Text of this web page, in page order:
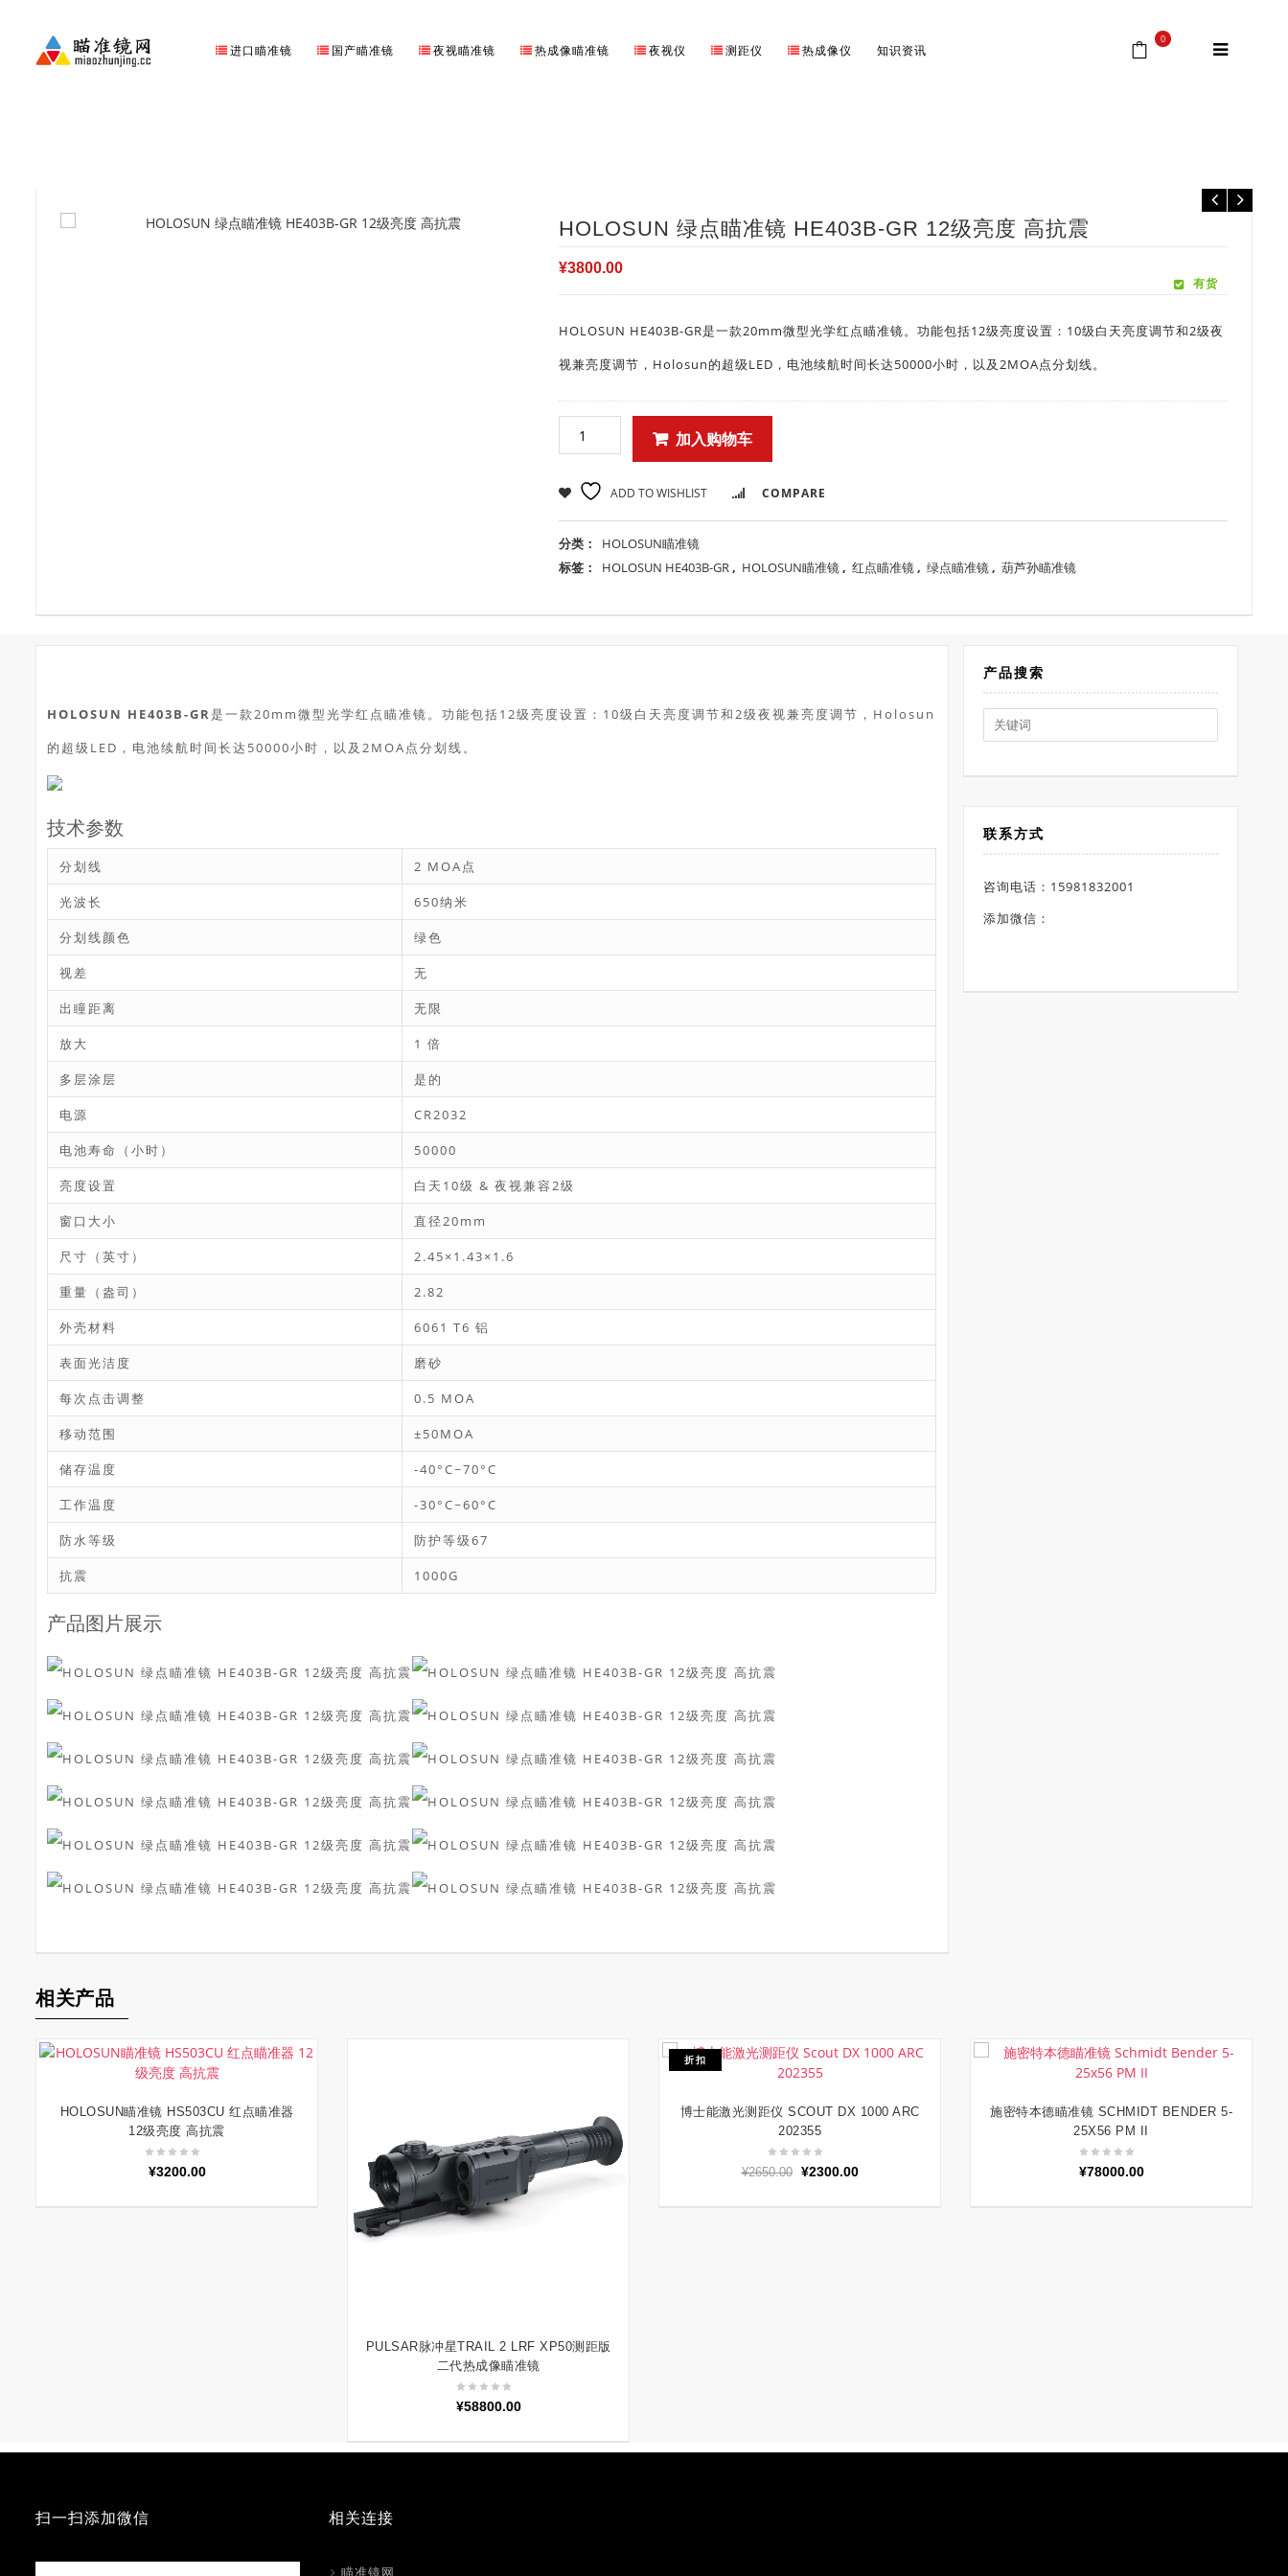
进口瞄准镜 国产瞄准镜 夜视瞄准镜 热成像瞄准镜 夜视仪 测距仪 热成像仪 知识资讯
0
HOLOSUN 绿点瞄准镜 HE403B-GR 12级亮度 高抗震
¥3800.00
有货
HOLOSUN HE403B-GR是一款20mm微型光学红点瞄准镜。功能包括12级亮度设置：10级白天亮度调节和2级夜
视兼亮度调节，Holosun的超级LED，电池续航时间长达50000小时，以及2MOA点分划线。
加入购物车
ADD TO WISHLIST COMPARE
分类：
HOLOSUN瞄准镜
标签：
HOLOSUN HE403B-GR, HOLOSUN瞄准镜, 红点瞄准镜, 绿点瞄准镜, 葫芦孙瞄准镜
HOLOSUN HE403B-GR是一款20mm微型光学红点瞄准镜。功能包括12级亮度设置：10级白天亮度调节和2级夜视兼亮度调节，Holosun
的超级LED，电池续航时间长达50000小时，以及2MOA点分划线。
技术参数
分划线 2 MOA点
光波长 650纳米
分划线颜色 绿色
视差 无
出瞳距离 无限
放大 1 倍
多层涂层 是的
电源 CR2032
电池寿命（小时） 50000
亮度设置 白天10级 & 夜视兼容2级
窗口大小 直径20mm
尺寸（英寸） 2.45×1.43×1.6
重量（盎司） 2.82
外壳材料 6061 T6 铝
表面光洁度 磨砂
每次点击调整 0.5 MOA
移动范围 ±50MOA
储存温度 -40°C~70°C
工作温度 -30°C~60°C
防水等级 防护等级67
抗震 1000G
产品图片展示
产品搜索
Search
for:
联系方式
咨询电话：15981832001
添加微信：
相关产品
加入购物车
HOLOSUN瞄准镜 HS503CU 红点瞄准器
12级亮度 高抗震
¥3200.00
加入购物车
PULSAR脉冲星TRAIL 2 LRF XP50测距版
二代热成像瞄准镜
¥58800.00
折扣
加入购物车
博士能激光测距仪 SCOUT DX 1000 ARC
202355
¥2650.00
原
为：
¥2300.00当
价
加入购物车
施密特本德瞄准镜 SCHMIDT BENDER 5-
25X56 PM II
¥78000.00
扫一扫添加微信 相关连接
瞄准镜网